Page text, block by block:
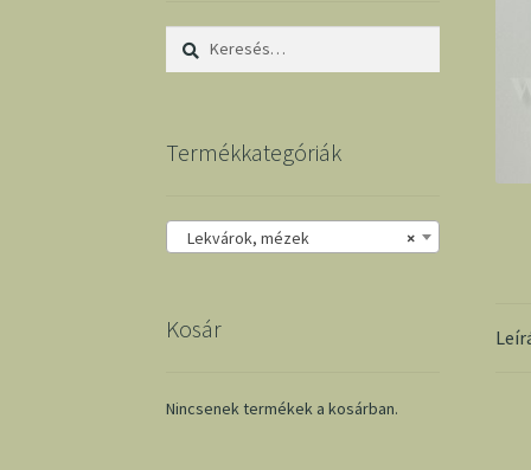
Keresés:
Termékkategóriák
×
Lekvárok, mézek
Kosár
Nincsenek termékek a kosárban.